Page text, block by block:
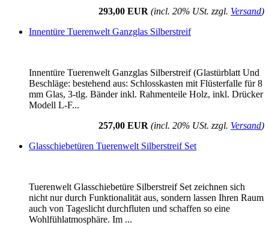
293,00 EUR (incl. 20% USt. zzgl. Versand)
Innentüre Tuerenwelt Ganzglas Silberstreif
Innentüre Tuerenwelt Ganzglas Silberstreif (Glastürblatt Und
Beschläge: bestehend aus: Schlosskasten mit Flüsterfalle für 8
mm Glas, 3-tlg. Bänder inkl. Rahmenteile Holz, inkl. Drücker
Modell L-F...
257,00 EUR (incl. 20% USt. zzgl. Versand)
Glasschiebetüren Tuerenwelt Silberstreif Set
Tuerenwelt Glasschiebetüre Silberstreif Set zeichnen sich
nicht nur durch Funktionalität aus, sondern lassen Ihren Raum
auch von Tageslicht durchfluten und schaffen so eine
Wohlfühlatmosphäre. Im ...